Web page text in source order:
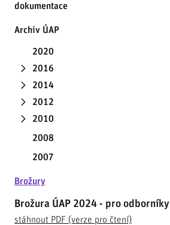
dokumentace
Archiv ÚAP
2020
2016
2014
2012
2010
2008
2007
Brožury
Brožura ÚAP 2024 - pro odborníky
stáhnout PDF (verze pro čtení)